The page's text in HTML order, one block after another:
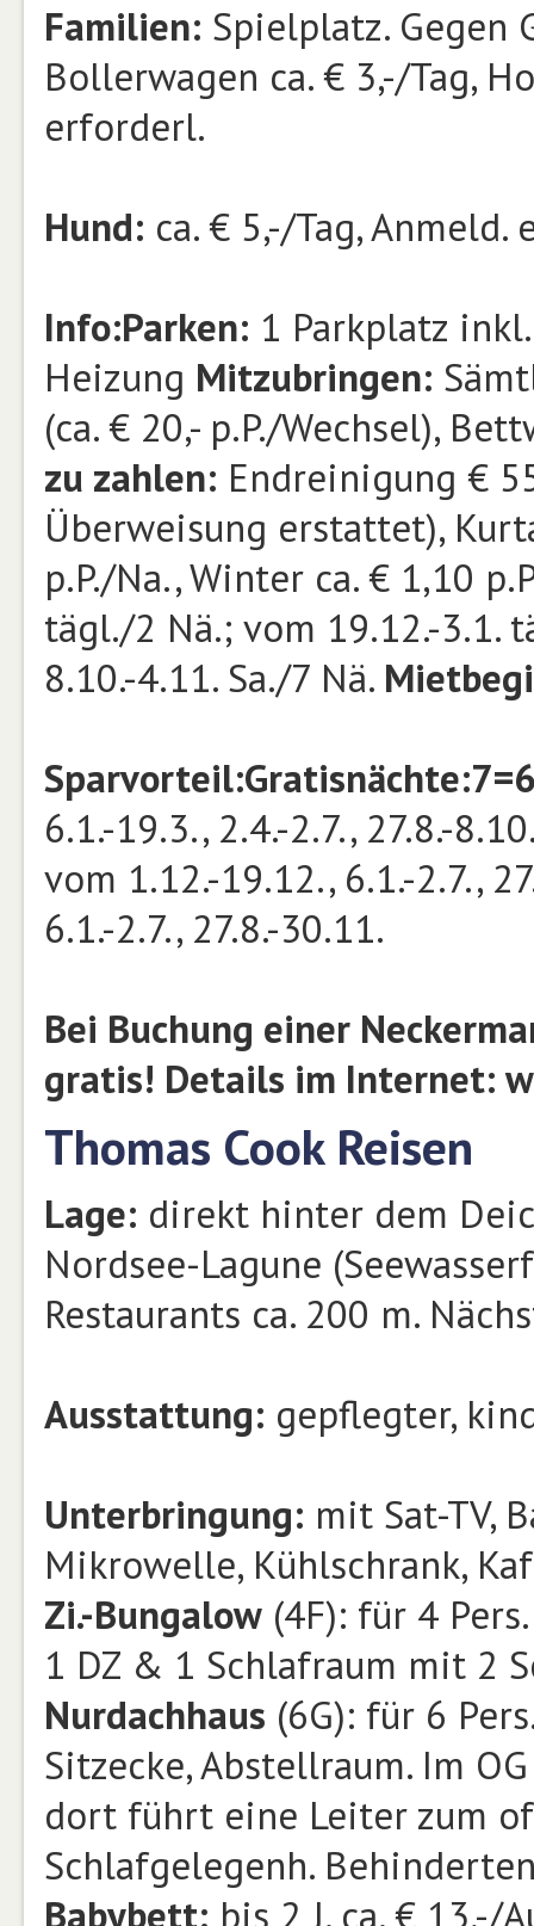
Familien: Spielplatz. Gegen
Bollerwagen ca. € 3,-/Tag,
erforderl.
Hund: ca. € 5,-/Tag, Anmeld.
Info:Parken: 1 Parkplatz
Heizung Mitzubringen:
(ca. € 20,- p.P./Wechsel),
zu zahlen: Endreinigung €
Überweisung erstattet),
p.P./Na., Winter ca. € 1,10
tägl./2 Nä.; vom 19.12.-3.1.
8.10.-4.11. Sa./7 Nä.
Sparvorteil:Gratisnächte:
6.1.-19.3., 2.4.-2.7., 27.8.-
vom 1.12.-19.12., 6.1.-2.7.,
6.1.-2.7., 27.8.-30.11.
Bei Buchung einer
gratis! Details im Internet:
Thomas Cook Reisen
Lage: direkt hinter dem
Nordsee-Lagune
Restaurants ca. 200 m.
Ausstattung: gepflegter,
Unterbringung: mit Sat-TV,
Mikrowelle, Kühlschrank,
Zi.-Bungalow (4F): für 4
1 DZ & 1 Schlafraum mit 2
Nurdachhaus (6G): für 6
Sitzecke, Abstellraum. Im
dort führt eine Leiter zum
Schlafgelegenh.
Babybett: bis 2 J. ca. € 13,-/